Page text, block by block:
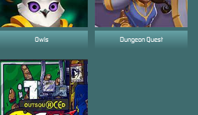
Dungeon Quest
Owls